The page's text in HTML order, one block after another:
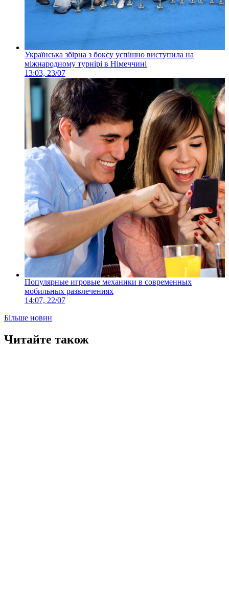
Українська збірна з боксу успішно виступила на
міжнародному турнірі в Німеччині
13:03, 23/07
Популярные игровые механики в современных
мобильных развлечениях
14:07, 22/07
Більше новин
Читайте також